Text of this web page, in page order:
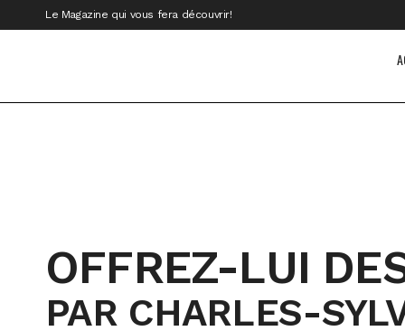
Le Magazine qui vous fera découvrir!
OFFREZ-LUI
PAR CHARLES-